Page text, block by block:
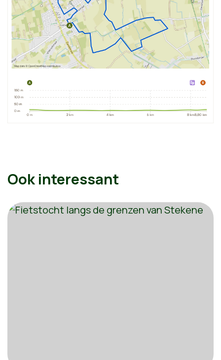
Ook interessant